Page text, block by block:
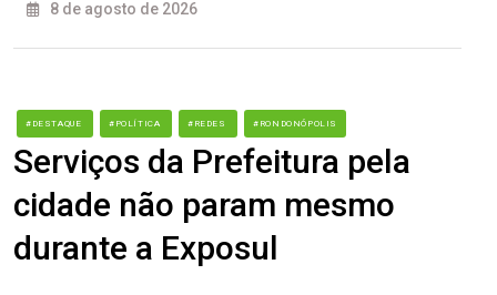
8 de agosto de 2026
#DESTAQUE #POLÍTICA #REDES #RONDONÓPOLIS
Serviços da Prefeitura pela
cidade não param mesmo
durante a Exposul